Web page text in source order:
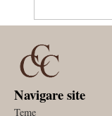
Navigare site
Teme